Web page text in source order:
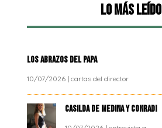
Lo más leído
LOS ABRAZOS DEL PAPA
10/07/2026| cartas del director
CASILDA DE MEDINA Y CONRADI